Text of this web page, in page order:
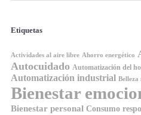
Etiquetas
Actividades al aire libre Ahorro energético
Autocuidado Automatización del
Automatización industrial
Bienestar
Bienestar personal Consumo